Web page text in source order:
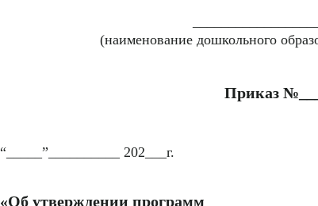
(наименование дошкольного
Приказ
“_____”__________ 202___г.
«Об утверждении программ